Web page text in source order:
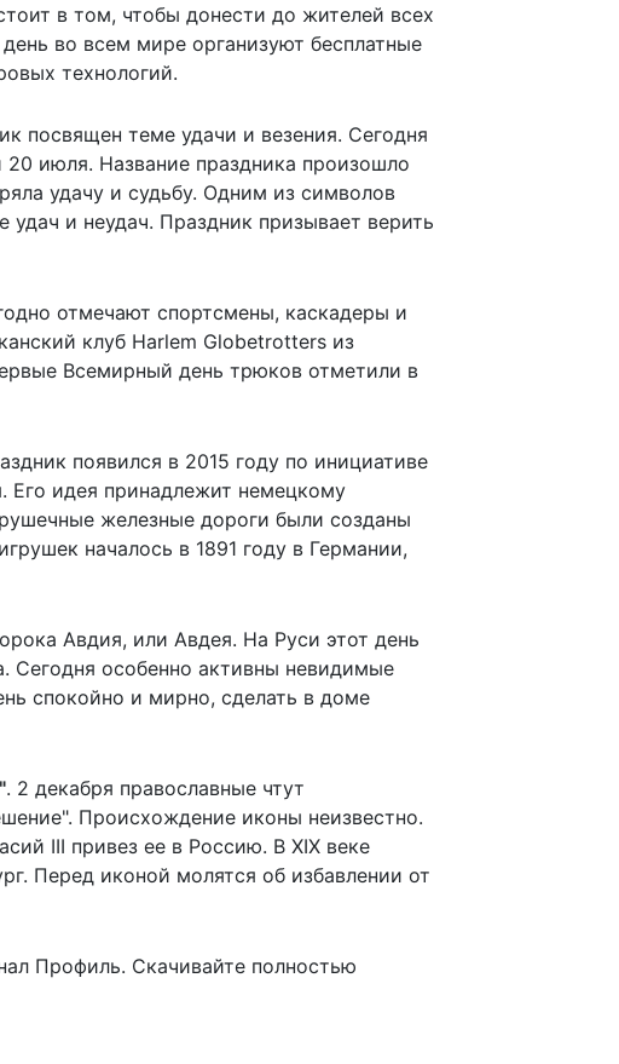
в том, чтобы донести до жителей всех
во всем мире организуют бесплатные
технологий.
посвящен теме удачи и везения. Сегодня
июля. Название праздника произошло
удачу и судьбу. Одним из символов
и неудач. Праздник призывает верить
отмечают спортсмены, каскадеры и
клуб Harlem Globetrotters из
Всемирный день трюков отметили в
появился в 2015 году по инициативе
Его идея принадлежит немецкому
железные дороги были созданы
началось в 1891 году в Германии,
Авдия, или Авдея. На Руси этот день
Сегодня особенно активны невидимые
спокойно и мирно, сделать в доме
. 2 декабря православные чтут
Происхождение иконы неизвестно.
III привез ее в Россию. В XIX веке
Перед иконой молятся об избавлении от
Профиль. Скачивайте полностью